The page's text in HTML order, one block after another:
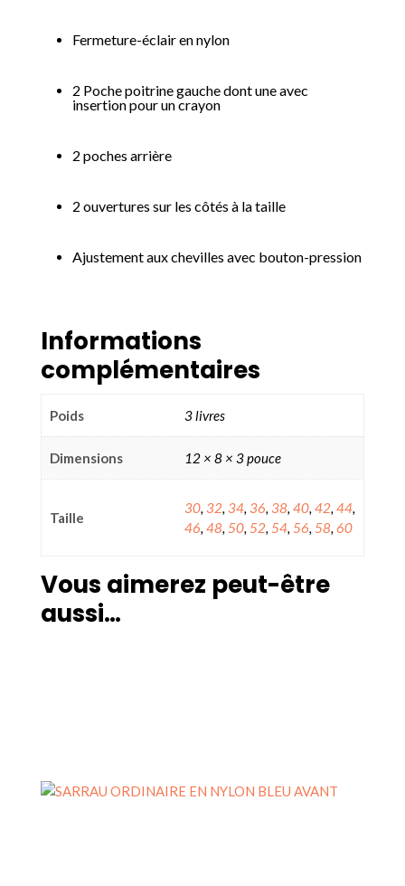
Fermeture-éclair en nylon
2 Poche poitrine gauche dont une avec
insertion pour un crayon
2 poches arrière
2 ouvertures sur les côtés à la taille
Ajustement aux chevilles avec bouton-pression
Informations
complémentaires
Poids 3 livres
Dimensions 12 × 8 × 3 pouce
Taille
30, 32, 34, 36 38 40, 42, 44,
46 48 50, 52, 54, 56 58 60
Vous aimerez peut-être
aussi…